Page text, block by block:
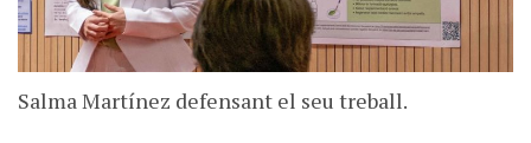
Salma Martínez defensant el seu treball.